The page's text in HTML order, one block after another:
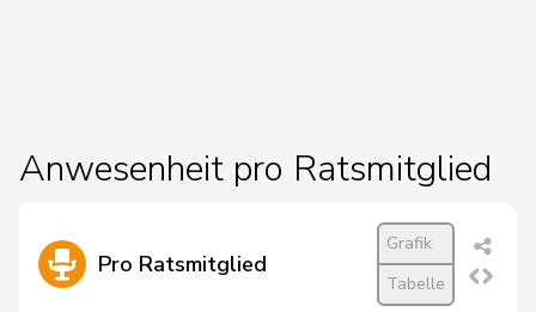
Anwesenheit pro Ratsmitglied
Pro Ratsmitglied
Grafik
Tabelle